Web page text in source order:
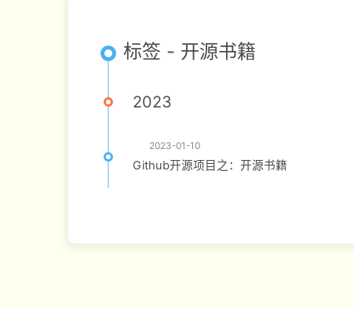
标签 - 开源书籍
2023
2023-01-10
Github开源项目之：开源书籍